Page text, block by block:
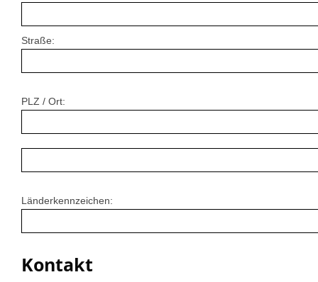
Straße:
PLZ / Ort:
Länderkennzeichen:
Kontakt